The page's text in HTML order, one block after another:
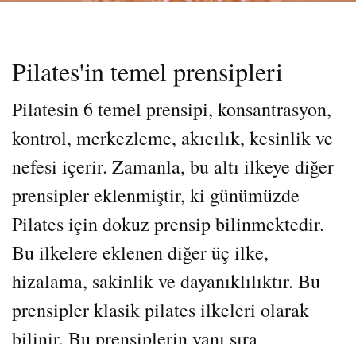
Pilates'in temel prensipleri
Pilatesin 6 temel prensipi, konsantrasyon,
kontrol, merkezleme, akıcılık, kesinlik ve
nefesi içerir. Zamanla, bu altı ilkeye diğer
prensipler eklenmiştir, ki günümüzde
Pilates için dokuz prensip bilinmektedir.
Bu ilkelere eklenen diğer üç ilke,
hizalama, sakinlik ve dayanıklılıktır. Bu
prensipler klasik pilates ilkeleri olarak
bilinir. Bu prensiplerin yanı sıra